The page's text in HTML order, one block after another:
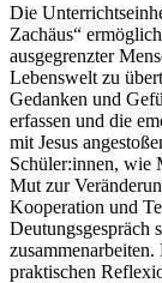
Die
Zachäus“
ausgegrenzter
Lebenswelt zu
Gedanken und
erfassen und die
mit Jesus
Schüler:innen, wie
Mut zur
Kooperation und
Deutungsgespräch
praktischen